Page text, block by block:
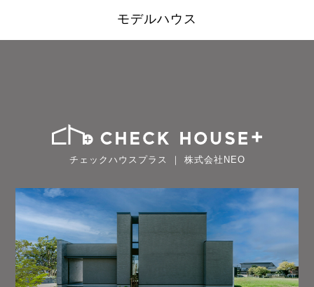
モデルハウス
チェックハウスプラス ｜ 株式会社NEO